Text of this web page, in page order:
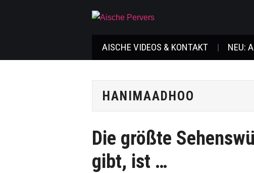
AISCHE VIDEOS & KONTAKT NEU:
HANIMAADHOO
Die größte
gibt, ist …